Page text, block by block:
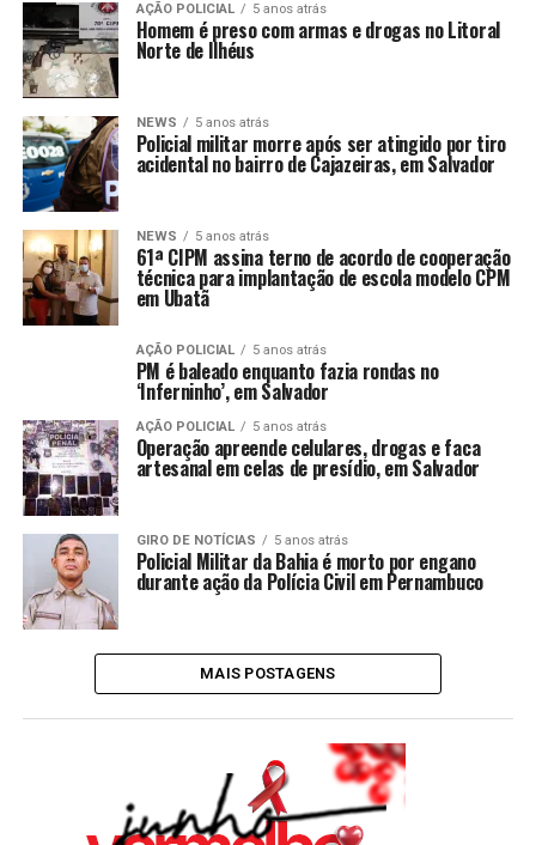
AÇÃO POLICIAL 5 anos atrás
Homem é preso com armas e drogas no Litoral
Norte de Ilhéus
NEWS 5 anos atrás
Policial militar morre após ser atingido por tiro
acidental no bairro de Cajazeiras, em Salvador
NEWS 5 anos atrás
61ª CIPM assina terno de acordo de cooperação
técnica para implantação de escola modelo CPM
em Ubatã
AÇÃO POLICIAL 5 anos atrás
PM é baleado enquanto fazia rondas no
‘Inferninho’, em Salvador
AÇÃO POLICIAL 5 anos atrás
Operação apreende celulares, drogas e faca
artesanal em celas de presídio, em Salvador
GIRO DE NOTÍCIAS 5 anos atrás
Policial Militar da Bahia é morto por engano
durante ação da Polícia Civil em Pernambuco
MAIS POSTAGENS